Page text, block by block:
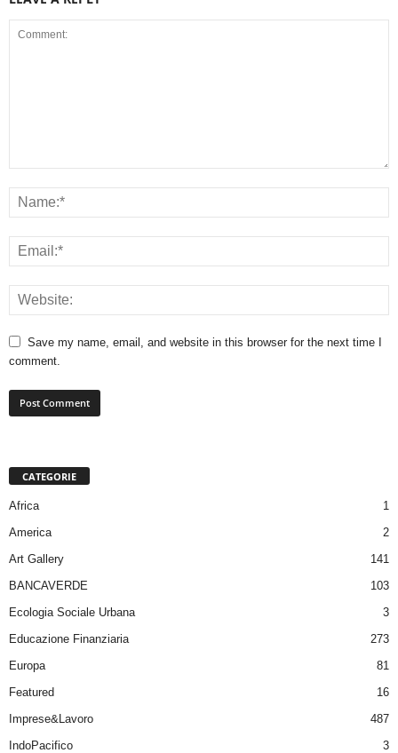
Save my name, email, and website in this browser for the next time I
comment.
CATEGORIE
Africa
1
America
2
Art Gallery
141
BANCAVERDE
103
Ecologia Sociale Urbana
3
Educazione Finanziaria
273
Europa
81
Featured
16
Imprese&Lavoro
487
IndoPacifico
3